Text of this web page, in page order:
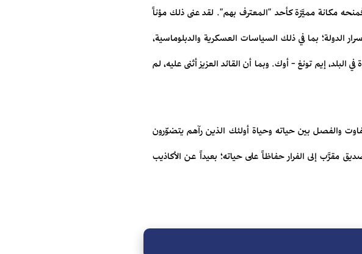
مكانة مميَّزة كأحد "المعترف بهم". لقد عنى ذلك مؤناً
بما في ذلك السياسات العسكرية والدبلوماسية،
البلد، إيم تونغ - أوك. وبما أن القائد العزيز أثنى عليه، لم
والفصل بين حياته وحياة أولئك الذين رآهم يتضوّرون
مقرَّب إلى الفرار حفاظاً على حياته؛ بعيداً عن الأكاذيب